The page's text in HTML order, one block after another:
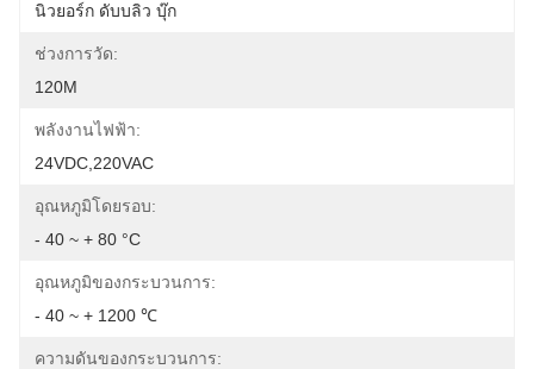
นิวยอร์ก ดับบลิว บุ๊ก
ช่วงการวัด:
120M
พลังงานไฟฟ้า:
24VDC,220VAC
อุณหภูมิโดยรอบ:
- 40 ~ + 80 °C
อุณหภูมิของกระบวนการ:
- 40 ~ + 1200 ℃
ความดันของกระบวนการ: